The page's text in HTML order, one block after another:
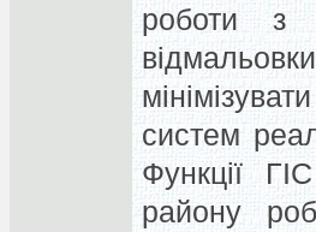
роботи з
систем
Функції
району